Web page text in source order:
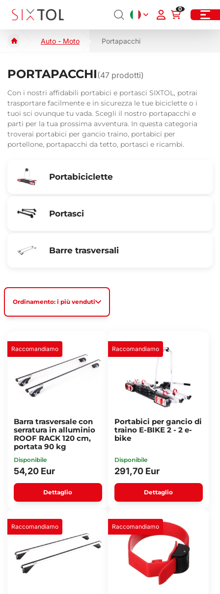
0
Auto - Moto Portapacchi
PORTAPACCHI(47 prodotti)
Con i nostri affidabili portabici e portasci SIXTOL, potrai
trasportare facilmente e in sicurezza le tue biciclette o i
tuoi sci ovunque tu vada. Scegli il nostro portapacchi e
parti per la tua prossima avventura. In questa categoria
troverai portabici per gancio traino, portabici per
portellone, portapacchi da tetto, portasci e ricambi.
Portabiciclette
Portasci
Barre trasversali
Ordinamento: i più venduti
Raccomandiamo
Barra trasversale con
serratura in alluminio
ROOF RACK 120 cm,
portata 90 kg
Disponibile
54,20 Eur
Dettaglio
Raccomandiamo
Portabici per gancio di
traino E-BIKE 2 - 2 e-
bike
Disponibile
291,70 Eur
Dettaglio
Raccomandiamo Raccomandiamo